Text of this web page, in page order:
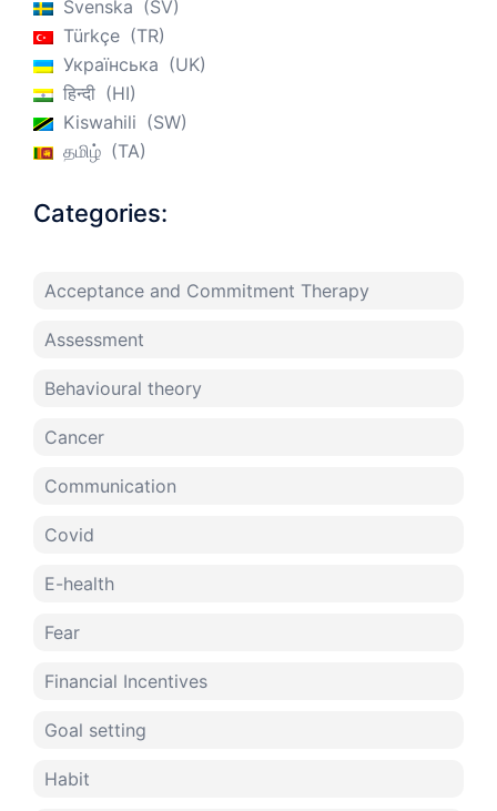
Svenska
SV
Türkçe
TR
Українська
UK
हिन्दी
HI
Kiswahili
SW
தமிழ்
TA
Categories:
Acceptance and Commitment Therapy
Assessment
Behavioural theory
Cancer
Communication
Covid
E-health
Fear
Financial Incentives
Goal setting
Habit